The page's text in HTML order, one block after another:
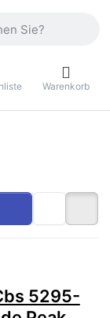
Warenkorb
Produkt liegen
5295-